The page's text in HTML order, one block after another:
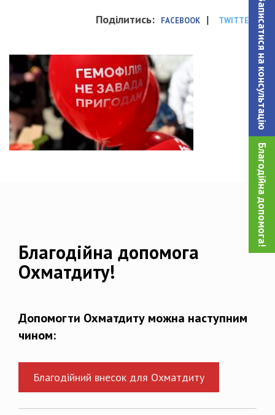
Записатися на консультацiю
Благодійна допомога!
Поділитись: FACEBOOK | TWITTER
Благодійна допомога
Охматдиту!
Допомогти Охматдиту можна наступним
чином:
Благодійний внесок для Охматдиту